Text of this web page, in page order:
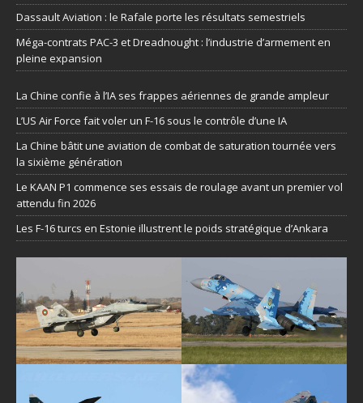
Dassault Aviation : le Rafale porte les résultats semestriels
Méga-contrats PAC-3 et Dreadnought : l’industrie d’armement en
pleine expansion
La Chine confie à l’IA ses frappes aériennes de grande ampleur
L’US Air Force fait voler un F-16 sous le contrôle d’une IA
La Chine bâtit une aviation de combat de saturation tournée vers
la sixième génération
Le KAAN P1 commence ses essais de roulage avant un premier vol
attendu fin 2026
Les F-16 turcs en Estonie illustrent le poids stratégique d’Ankara